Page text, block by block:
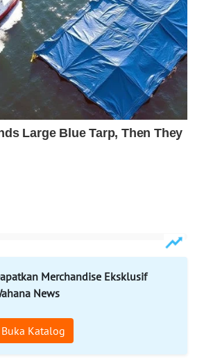
Merchandise Eksklusif
News
Buka Katalog